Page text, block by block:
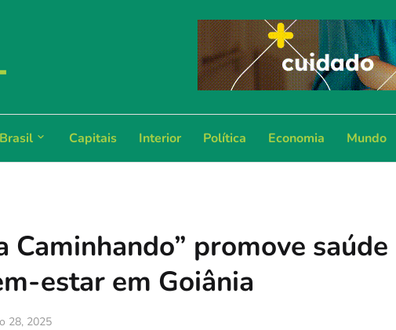
Brasil Capitais Interior Política Economia Mundo
Caminhando” promove saúde
estar em Goiânia
28, 2025